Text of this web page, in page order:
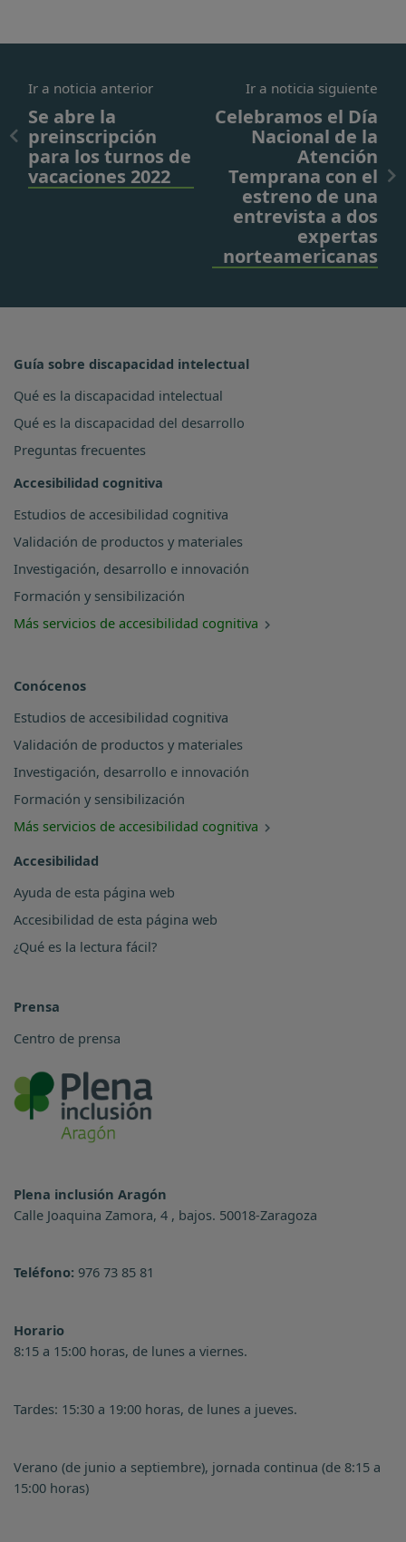
Ir a noticia anterior
Se abre la
preinscripción
para los turnos de
vacaciones 2022
Ir a noticia siguiente
Celebramos el Día
Nacional de la
Atención
Temprana con el
estreno de una
entrevista a dos
expertas
norteamericanas
Guía sobre discapacidad intelectual
Qué es la discapacidad intelectual
Qué es la discapacidad del desarrollo
Preguntas frecuentes
Accesibilidad cognitiva
Estudios de accesibilidad cognitiva
Validación de productos y materiales
Investigación, desarrollo e innovación
Formación y sensibilización
Más servicios de accesibilidad cognitiva
Conócenos
Estudios de accesibilidad cognitiva
Validación de productos y materiales
Investigación, desarrollo e innovación
Formación y sensibilización
Más servicios de accesibilidad cognitiva
Accesibilidad
Ayuda de esta página web
Accesibilidad de esta página web
¿Qué es la lectura fácil?
Prensa
Centro de prensa
Plena inclusión Aragón
Calle Joaquina Zamora, 4 , bajos. 50018-Zaragoza
Teléfono: 976 73 85 81
Horario
8:15 a 15:00 horas, de lunes a viernes.
Tardes: 15:30 a 19:00 horas, de lunes a jueves.
Verano (de junio a septiembre), jornada continua (de 8:15 a
15:00 horas)